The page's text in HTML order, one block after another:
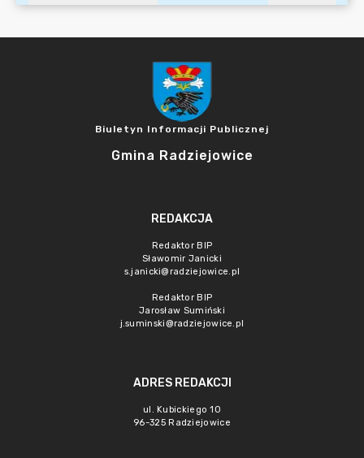
Biuletyn Informacji Publicznej
Gmina Radziejowice
REDAKCJA
Redaktor BIP
Sławomir Janicki
s.janicki@radziejowice.pl
Redaktor BIP
Jarosław Sumiński
j.suminski@radziejowice.pl
ADRES REDAKCJI
ul. Kubickiego 10
96-325 Radziejowice